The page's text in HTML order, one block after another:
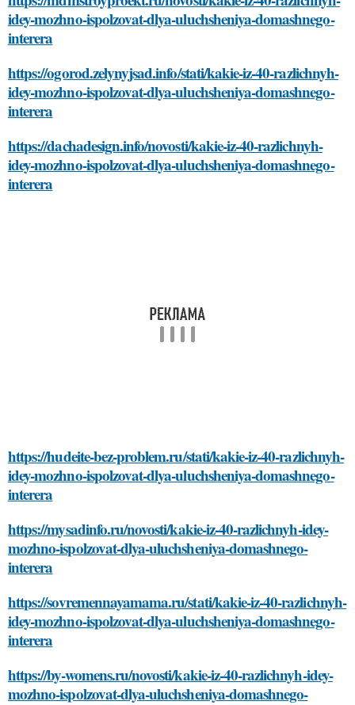
idey-mozhno-ispolzovat-dlya-uluchsheniya-domashnego-
interera
https://ogorod.zelynyjsad.info/stati/kakie-iz-40-razlichnyh-
idey-mozhno-ispolzovat-dlya-uluchsheniya-domashnego-
interera
https://dachadesign.info/novosti/kakie-iz-40-razlichnyh-
idey-mozhno-ispolzovat-dlya-uluchsheniya-domashnego-
interera
https://hudeite-bez-problem.ru/stati/kakie-iz-40-razlichnyh-
idey-mozhno-ispolzovat-dlya-uluchsheniya-domashnego-
interera
https://mysadinfo.ru/novosti/kakie-iz-40-razlichnyh-idey-
mozhno-ispolzovat-dlya-uluchsheniya-domashnego-
interera
https://sovremennayamama.ru/stati/kakie-iz-40-razlichnyh-
idey-mozhno-ispolzovat-dlya-uluchsheniya-domashnego-
interera
https://by-womens.ru/novosti/kakie-iz-40-razlichnyh-idey-
mozhno-ispolzovat-dlya-uluchsheniya-domashnego-